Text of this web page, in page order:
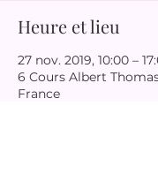
Heure et lieu
27 nov. 2019, 10:00 –
6 Cours Albert
France